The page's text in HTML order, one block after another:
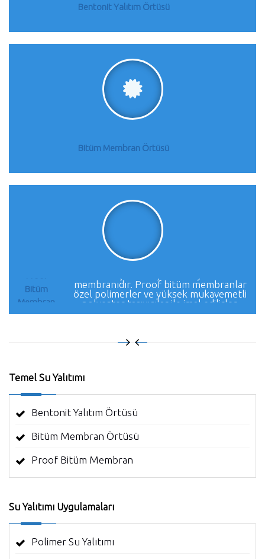
Bentonit Yalıtım Örtüsü
Bitüm Membran Örtüsü
Bitüm
Membran
membranıdır. Proof bitüm membranlar
özel polimerler ve yüksek mukavemetli
polyester taşıyıcılar ile imal edilirler.
Temel Su Yalıtımı
Bentonit Yalıtım Örtüsü
Bitüm Membran Örtüsü
Proof Bitüm Membran
Su Yalıtımı Uygulamaları
Polimer Su Yalıtımı